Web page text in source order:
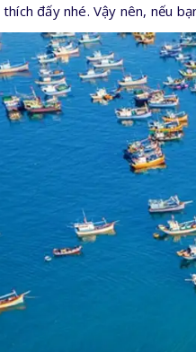
đấy nhé. Vậy nên, nếu